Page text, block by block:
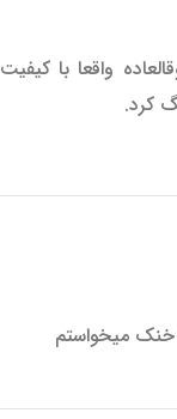
واقعا با کیفیت
کرد.
میخواستم